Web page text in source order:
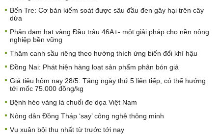
Bến Tre: Cơ bản kiểm soát được sâu đầu đen gây hại trên cây
dừa
Phân đạm hạt vàng Đầu trâu 46A+- một giải pháp cho nền nông
nghiệp bền vững
Thâm canh sầu riêng theo hướng thích ứng biến đổi khí hậu
Đồng Nai: Phát hiện hàng loạt sản phẩm phân bón giả
Giá tiêu hôm nay 28/5: Tăng ngày thứ 5 liên tiếp, có thể hướng
tới mốc 75.000 đồng/kg
Bệnh héo vàng lá chuối đe dọa Việt Nam
Nông dân Đồng Tháp ‘say’ công nghệ thông minh
Vụ xuân bội thu nhất từ trước tới nay